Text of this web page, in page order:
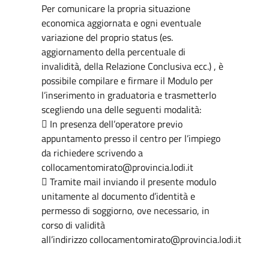
Per comunicare la propria situazione
economica aggiornata e ogni eventuale
variazione del proprio status (es.
aggiornamento della percentuale di
invalidità, della Relazione Conclusiva ecc.) , è
possibile compilare e firmare il Modulo per
l’inserimento in graduatoria e trasmetterlo
scegliendo una delle seguenti modalità:
 In presenza dell’operatore previo
appuntamento presso il centro per l’impiego
da richiedere scrivendo a
collocamentomirato@provincia.lodi.it
 Tramite mail inviando il presente modulo
unitamente al documento d’identità e
permesso di soggiorno, ove necessario, in
corso di validità
all’indirizzo collocamentomirato@provincia.lodi.it